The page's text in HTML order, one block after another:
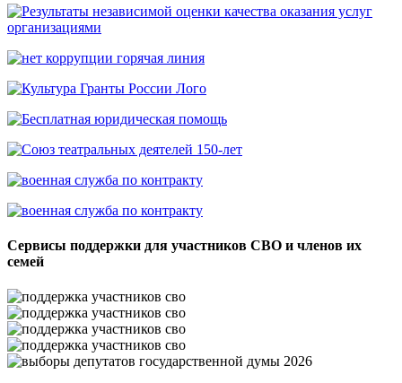
Сервисы поддержки для участников СВО и членов их
семей